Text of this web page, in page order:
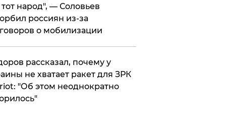
народ", — Соловьев
россиян из-за
о мобилизации
рассказал, почему у
не хватает ракет для ЗРК
"Об этом неоднократно